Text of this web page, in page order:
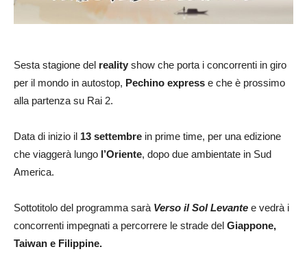
Sesta stagione del reality show che porta i concorrenti in giro
per il mondo in autostop, Pechino express e che è prossimo
alla partenza su Rai 2.
Data di inizio il 13 settembre in prime time, per una edizione
che viaggerà lungo l’Oriente, dopo due ambientate in Sud
America.
Sottotitolo del programma sarà Verso il Sol Levante e vedrà i
concorrenti impegnati a percorrere le strade del Giappone,
Taiwan e Filippine.